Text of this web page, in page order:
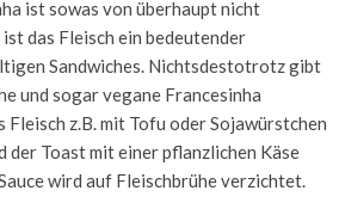
ist sowas von überhaupt nicht
das Fleisch ein bedeutender
Sandwiches. Nichtsdestotrotz gibt
und sogar vegane Francesinha
z.B. mit Tofu oder Sojawürstchen
der Toast mit einer pflanzlichen Käse
wird auf Fleischbrühe verzichtet.